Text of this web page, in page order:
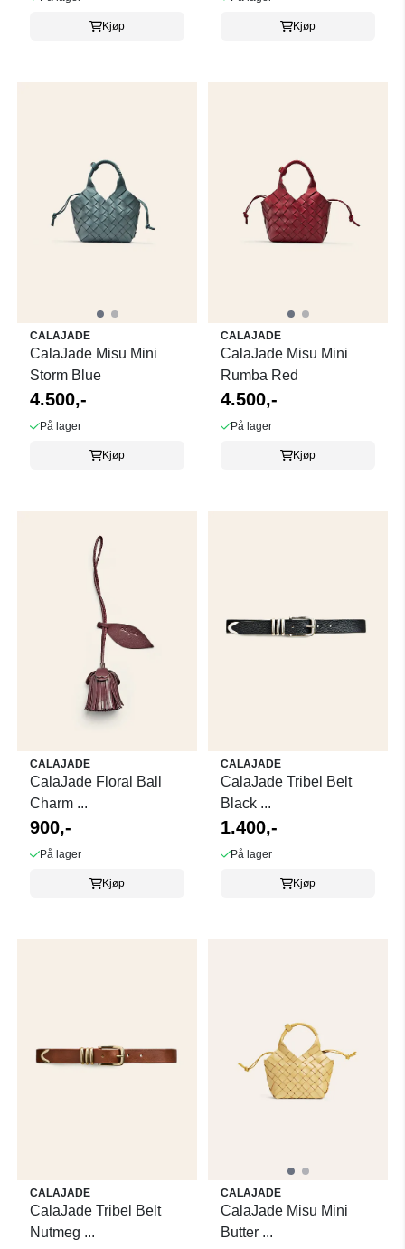
Kjøp Kjøp
CALAJADE
CalaJade Misu Mini
Storm Blue
4.500,-
På lager
Kjøp
CALAJADE
CalaJade Misu Mini
Rumba Red
4.500,-
På lager
Kjøp
CALAJADE
CalaJade Floral Ball
Charm ...
900,-
På lager
Kjøp
CALAJADE
CalaJade Tribel Belt
Black ...
1.400,-
På lager
Kjøp
CALAJADE
CalaJade Tribel Belt
Nutmeg ...
CALAJADE
CalaJade Misu Mini
Butter ...